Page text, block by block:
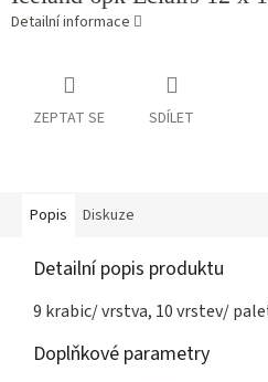
Detailní informace
ZEPTAT SE SDÍLET
Popis Diskuze
Detailní popis produktu
9 krabic/ vrstva, 10 vrstev/
Doplňkové parametry